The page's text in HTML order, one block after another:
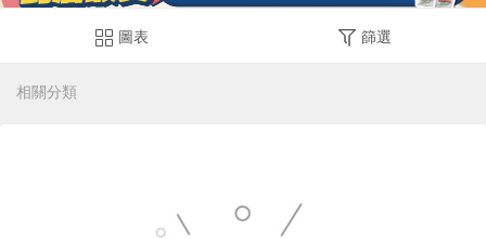
圖表 篩選
相關分類